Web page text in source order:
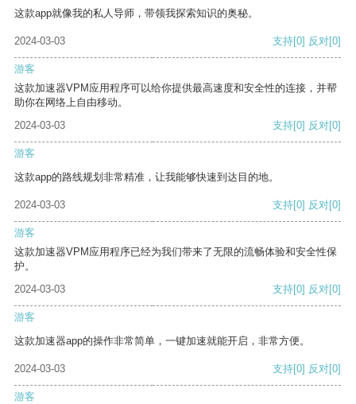
这款app就像我的私人导师，带领我探索知识的奥秘。
2024-03-03 支持[0] 反对[0]
游客
这款加速器VPM应用程序可以给你提供最高速度和安全性的连接，并帮
助你在网络上自由移动。
2024-03-03
支持[0] 反对[0]
游客
这款app的路线规划非常精准，让我能够快速到达目的地。
2024-03-03 支持[0] 反对[0]
游客
这款加速器VPM应用程序已经为我们带来了无限的流畅体验和安全性保
护。
2024-03-03
支持[0] 反对[0]
游客
这款加速器app的操作非常简单，一键加速就能开启，非常方便。
2024-03-03 支持[0] 反对[0]
游客